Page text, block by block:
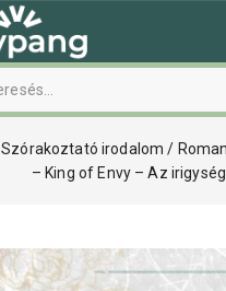
Szórakoztató irodalom /
– King of Envy – Az irigység